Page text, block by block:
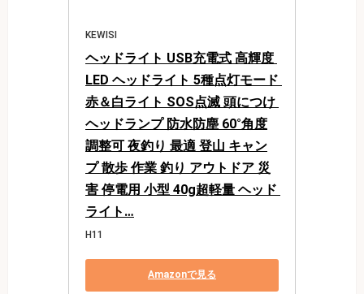
KEWISI
ヘッドライト USB充電式 高輝度
LED ヘッドライト 5種点灯モード
赤＆白ライト SOS点滅 頭につけ
ヘッドランプ 防水防塵 60°角度
調整可 夜釣り 最適 登山 キャン
プ 散歩 作業 釣り アウトドア 災
害 停電用 小型 40g超軽量 ヘッド
ライト…
H11
Amazonで見る